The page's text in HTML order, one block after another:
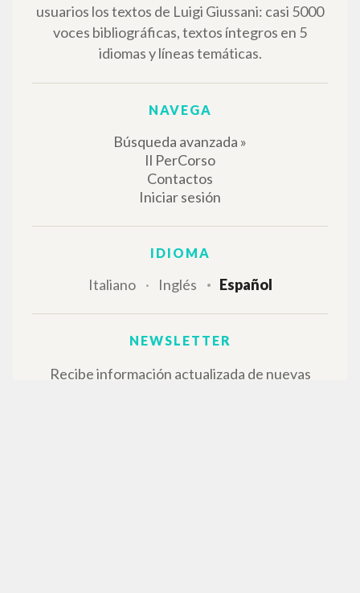
usuarios los textos de Luigi Giussani: casi 5000
voces bibliográficas, textos íntegros en 5
idiomas y líneas temáticas.
NAVEGA
Búsqueda avanzada »
Il PerCorso
Contactos
Iniciar sesión
IDIOMA
Italiano Inglés Español
NEWSLETTER
Recibe información actualizada de nuevas